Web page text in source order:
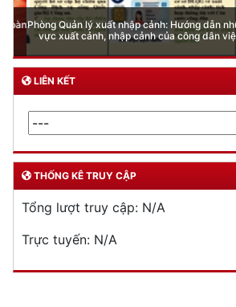
Phòng Quản lý xuất nhập cảnh: Hướng dẫn
vực xuất cảnh, nhập cảnh của công dân việt
LIÊN KẾT
THỐNG KÊ TRUY CẬP
Tổng lượt truy cập: N/A
Trực tuyến: N/A